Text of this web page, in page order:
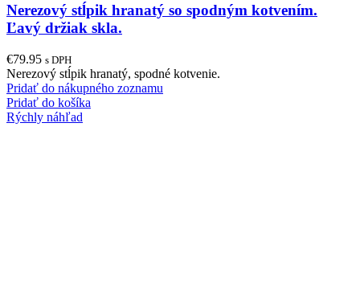
Nerezový stĺpik hranatý so spodným kotvením.
Ľavý držiak skla.
€79.95 s DPH
Nerezový stĺpik hranatý, spodné kotvenie.
Pridať do nákupného zoznamu
Pridať do košíka
Rýchly náhľad